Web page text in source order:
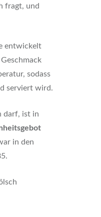
fragt, und
entwickelt
sodass
serviert wird.
darf, ist in
in den